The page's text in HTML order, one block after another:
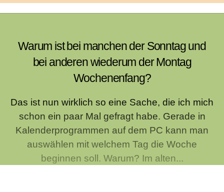
Warum ist bei manchen der Sonntag und
bei anderen wiederum der Montag
Wochenenfang?
Das ist nun wirklich so eine Sache, die ich mich
schon ein paar Mal gefragt habe. Gerade in
Kalenderprogrammen auf dem PC kann man
auswählen mit welchem Tag die Woche
beginnen soll. Warum? Im alten...